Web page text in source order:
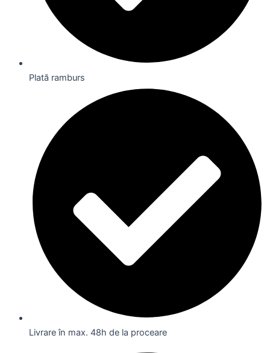
Plată ramburs
Livrare în max. 48h de la proceare